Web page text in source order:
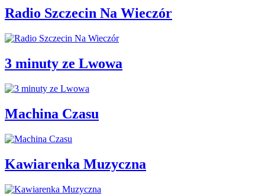
Radio Szczecin Na Wieczór
3 minuty ze Lwowa
Machina Czasu
Kawiarenka Muzyczna